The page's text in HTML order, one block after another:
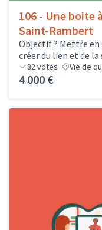
106 - Une boite
Saint-Rambert
Objectif ? Mettre
créer du lien et de
82votes Vie de
4 000 €